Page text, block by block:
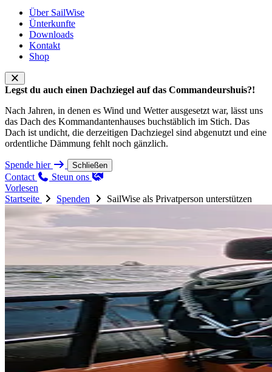
Über SailWise
Ünterkunfte
Downloads
Kontakt
Shop
Legst du auch einen Dachziegel auf das Commandeurshuis?!
Nach Jahren, in denen es Wind und Wetter ausgesetzt war, lässt uns
das Dach des Kommandantenhauses buchstäblich im Stich. Das
Dach ist undicht, die derzeitigen Dachziegel sind abgenutzt und eine
ordentliche Dämmung fehlt noch gänzlich.
Spende hier Schließen
Contact
Steun ons
Vorlesen
Startseite
Spenden SailWise als Privatperson unterstützen